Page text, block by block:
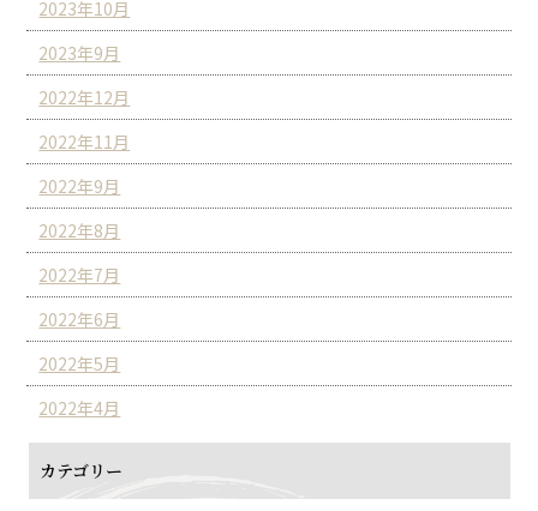
2023年10月
2023年9月
2022年12月
2022年11月
2022年9月
2022年8月
2022年7月
2022年6月
2022年5月
2022年4月
カテゴリー